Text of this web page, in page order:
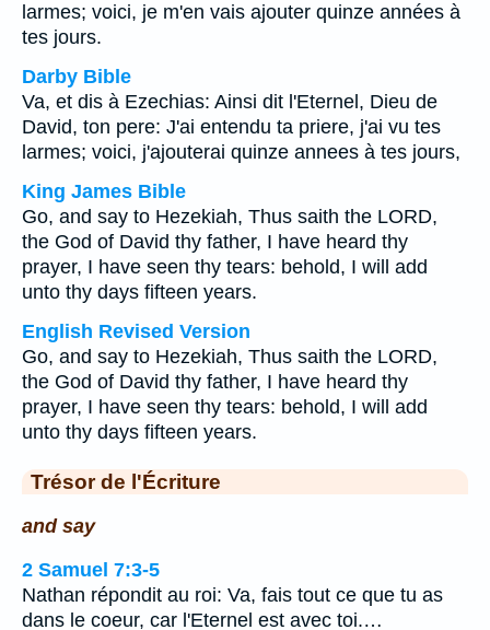
larmes; voici, je m'en vais ajouter quinze années à
tes jours.
Darby Bible
Va, et dis à Ezechias: Ainsi dit l'Eternel, Dieu de
David, ton pere: J'ai entendu ta priere, j'ai vu tes
larmes; voici, j'ajouterai quinze annees à tes jours,
King James Bible
Go, and say to Hezekiah, Thus saith the LORD,
the God of David thy father, I have heard thy
prayer, I have seen thy tears: behold, I will add
unto thy days fifteen years.
English Revised Version
Go, and say to Hezekiah, Thus saith the LORD,
the God of David thy father, I have heard thy
prayer, I have seen thy tears: behold, I will add
unto thy days fifteen years.
Trésor de l'Écriture
and say
2 Samuel 7:3-5
Nathan répondit au roi: Va, fais tout ce que tu as
dans le coeur, car l'Eternel est avec toi.…